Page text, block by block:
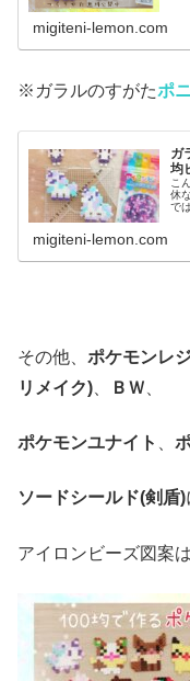
migiteni-lemon.com
※ガラルのすがたポ
ガ
均
こ
休
で
migiteni-lemon.com
その他、 ポケモンレ
リメイク)
ＢＷ
ポケモンユナイト
ソードシールド(剣盾)
アイロンビーズ図案は